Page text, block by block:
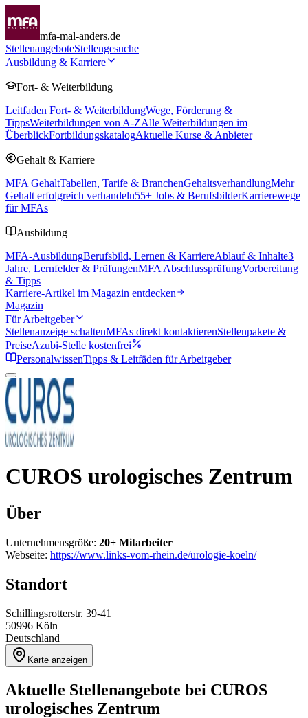
mfa-mal-anders.de
StellenangeboteStellengesuche
Ausbildung & Karriere
Fort- & Weiterbildung
Leitfaden Fort- & WeiterbildungWege, Förderung &
TippsWeiterbildungen von A-ZAlle Weiterbildungen im
ÜberblickFortbildungskatalogAktuelle Kurse & Anbieter
Gehalt & Karriere
MFA GehaltTabellen, Tarife & BranchenGehaltsverhandlungMehr
Gehalt erfolgreich verhandeln55+ Jobs & BerufsbilderKarrierewege
für MFAs
Ausbildung
MFA-AusbildungBerufsbild, Lernen & KarriereAblauf & Inhalte3
Jahre, Lernfelder & PrüfungenMFA AbschlussprüfungVorbereitung
& Tipps
Karriere-Artikel im Magazin entdecken
Magazin
Für Arbeitgeber
Stellenanzeige schaltenMFAs direkt kontaktierenStellenpakete &
PreiseAzubi-Stelle kostenfrei
PersonalwissenTipps & Leitfäden für Arbeitgeber
CUROS urologisches Zentrum
Über
Unternehmensgröße: 20+ Mitarbeiter
Webseite: https://www.links-vom-rhein.de/urologie-koeln/
Standort
Schillingsrotterstr. 39-41
50996 Köln
Deutschland
Karte anzeigen
Aktuelle Stellenangebote bei CUROS
urologisches Zentrum